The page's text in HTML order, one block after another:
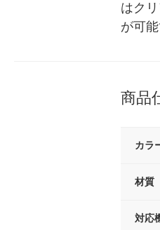
はク
が可能
商品
カラ
材質
対応